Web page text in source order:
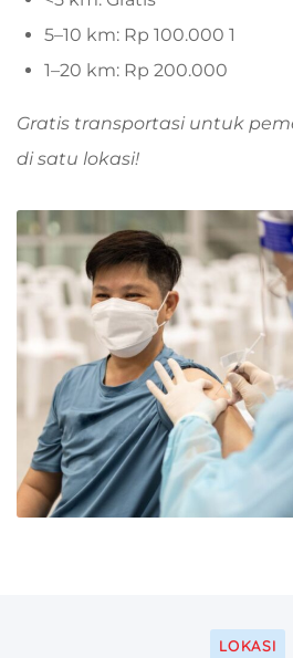
5–10 km: Rp 100.000 1
1–20 km: Rp 200.000
Gratis transportasi untuk
di satu lokasi!
LOKASI